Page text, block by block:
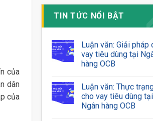
của
dân
của
TIN TỨC NỔI BẬT
Luận văn: Giải pháp
vay tiêu dùng tại
hàng OCB
Luận văn: Thực
cho vay tiêu dùng tại
Ngân hàng OCB